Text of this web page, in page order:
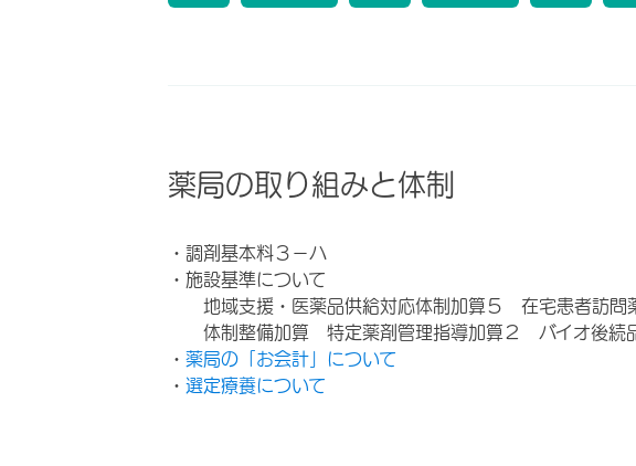
薬局の取り組みと体制
・調剤基本料３－ハ
・施設基準について
地域支援・医薬品供給対応体制加算５ 在宅患者訪
体制整備加算 特定薬剤管理指導加算２ バイオ後続
・ 薬局の「お会計」について
・ 選定療養について